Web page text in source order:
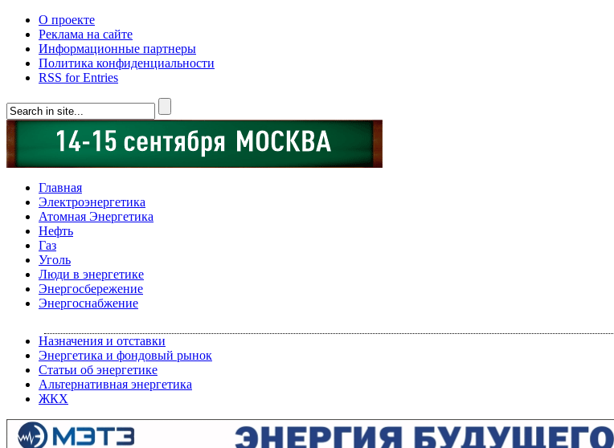
О проекте
Реклама на сайте
Информационные партнеры
Политика конфиденциальности
RSS for Entries
Главная
Электроэнергетика
Атомная Энергетика
Нефть
Газ
Уголь
Люди в энергетике
Энергосбережение
Энергоснабжение
Назначения и отставки
Энергетика и фондовый рынок
Статьи об энергетике
Альтернативная энергетика
ЖКХ